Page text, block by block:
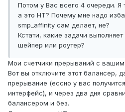
Потом у Вас всего 4 очереди. Я
а это HT? Почему мне надо
smp_affinity сам делает, не?
Кстати, какие задачи
шейпер или роутер?
Мои счетчики прерываний с
Вот вы отключите этот балансер,
прерывание (ессно у вас
интерфейс), и через два дня
балансером и без.